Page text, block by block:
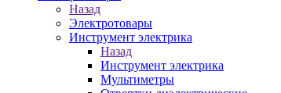
Назад
Электротовары
Инструмент электрика
Назад
Инструмент электрика
Мультиметры